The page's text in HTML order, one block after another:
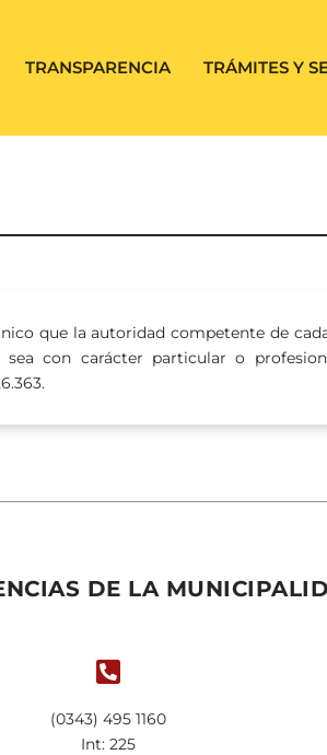
TRANSPARENCIA TRÁMITES Y
que la autoridad competente de
con carácter particular o
DE LA

(0343) 495 1160
Int: 225